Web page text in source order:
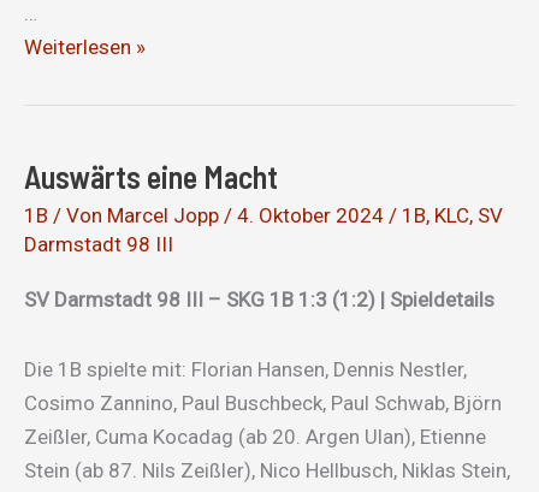
…
Immer
Tor
bekommen
als
der
Weiterlesen »
Auswärts eine Macht
1B / Von Marcel Jopp / 4. Oktober 2024 / 1B, KLC, SV
Darmstadt 98 III
SV Darmstadt 98 III – SKG 1B 1:3 (1:2) | Spieldetails
Die 1B spielte mit: Florian Hansen, Dennis Nestler,
Cosimo Zannino, Paul Buschbeck, Paul Schwab, Björn
Zeißler, Cuma Kocadag (ab 20. Argen Ulan), Etienne
Stein (ab 87. Nils Zeißler), Nico Hellbusch, Niklas Stein,